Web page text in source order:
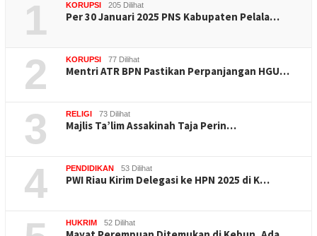
1 KORUPSI 205 Dilihat
Per 30 Januari 2025 PNS Kabupaten Pelala…
2 KORUPSI 77 Dilihat
Mentri ATR BPN Pastikan Perpanjangan HGU…
3 RELIGI 73 Dilihat
Majlis Ta’lim Assakinah Taja Perin…
4 PENDIDIKAN 53 Dilihat
PWI Riau Kirim Delegasi ke HPN 2025 di K…
HUKRIM 52 Dilihat